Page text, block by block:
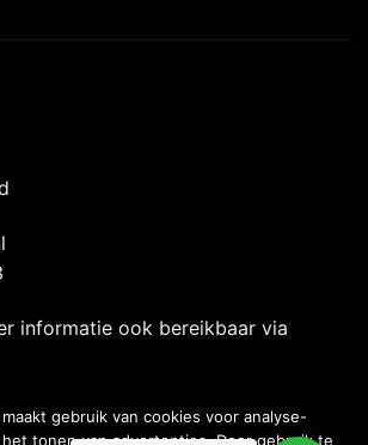
informatie ook bereikbaar via
gebruik van cookies voor analyse-
tonen van advertenties. Door gebruik te